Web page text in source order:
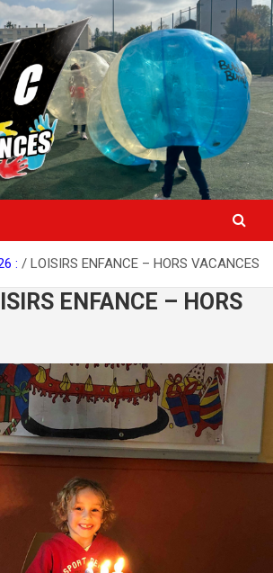
: LOISIRS ENFANCE – HORS VACANCES
ENFANCE – HORS